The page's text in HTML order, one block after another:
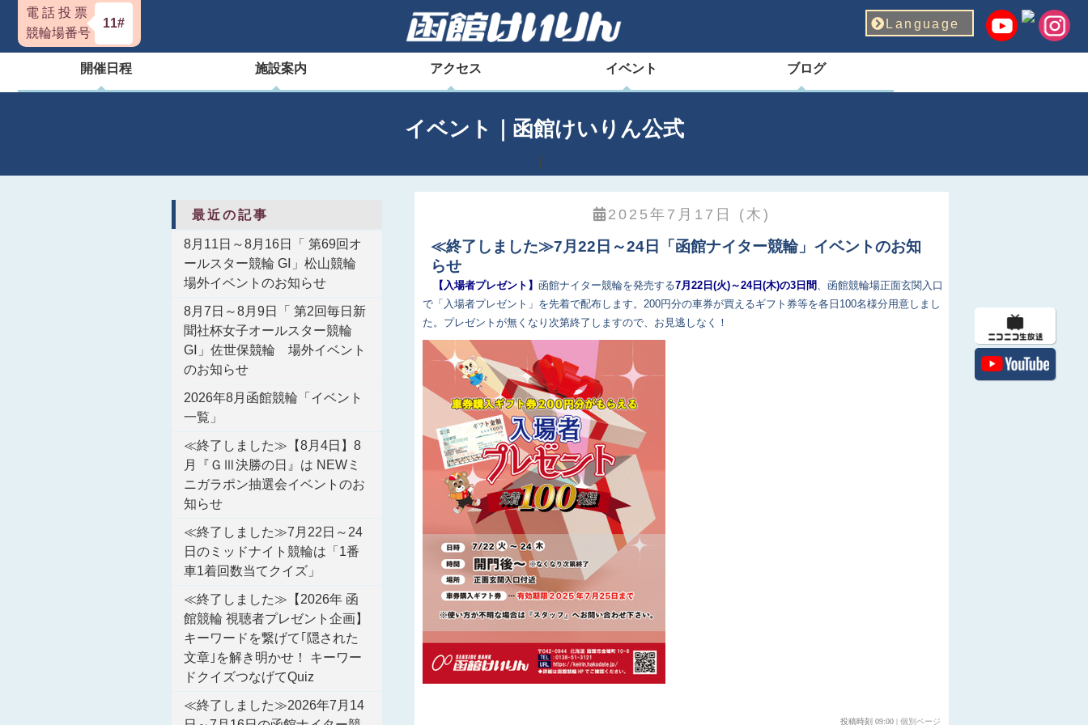
電 話 投 票
競輪場番号
11# Language
開催日程 施設案内 アクセス イベント ブログ
イベント｜函館けいりん公式
2025年7月17日 (木)
≪終了しました≫7月22日～24日「函館ナイター競輪」イベントのお知
らせ
【入場者プレゼント】 函館ナイター競輪を発売する7月22日(火)～24日(木)の3日間 、函館競輪場正面玄関入口
で「入場者プレゼント」を先着で配布します。200円分の車券が買えるギフト券等を各日100名様分用意しまし
た。プレゼントが無くなり次第終了しますので、お見逃しなく！
投稿時刻 09:00 | 個別ページ
最近の記事
8月11日～8月16日「 第69回オ
ールスター競輪 GⅠ」松山競輪
場外イベントのお知らせ
8月7日～8月9日「 第2回毎日新
聞社杯女子オールスター競輪
GⅠ」佐世保競輪 場外イベント
のお知らせ
2026年8月函館競輪「イベント
一覧」
≪終了しました≫【8月4日】8
月『ＧⅢ決勝の日』は NEWミ
ニガラポン抽選会イベントのお
知らせ
≪終了しました≫7月22日～24
日のミッドナイト競輪は「1番
車1着回数当てクイズ」
≪終了しました≫【2026年 函
館競輪 視聴者プレゼント企画】
キーワードを繋げて｢隠された
文章｣を解き明かせ！ キーワー
ドクイズつなげてQuiz
≪終了しました≫2026年7月14